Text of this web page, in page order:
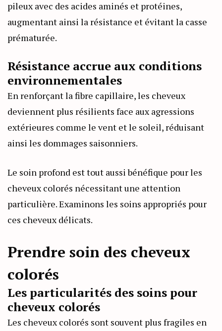
pileux avec des acides aminés et protéines,
augmentant ainsi la résistance et évitant la casse
prématurée.
Résistance accrue aux conditions
environnementales
En renforçant la fibre capillaire, les cheveux
deviennent plus résilients face aux agressions
extérieures comme le vent et le soleil, réduisant
ainsi les dommages saisonniers.
Le soin profond est tout aussi bénéfique pour les
cheveux colorés nécessitant une attention
particulière. Examinons les soins appropriés pour
ces cheveux délicats.
Prendre soin des cheveux
colorés
Les particularités des soins pour
cheveux colorés
Les cheveux colorés sont souvent plus fragiles en